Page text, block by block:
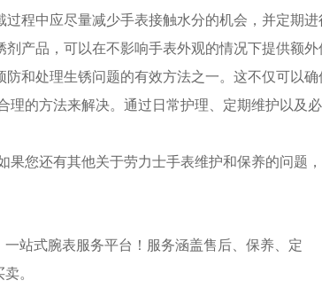
中应尽量减少手表接触水分的机会，并定期进
产品，可以在不影响手表外观的情况下提供额外
处理生锈问题的有效方法之一。这不仅可以
的方法来解决。通过日常护理、定期维护以及
果您还有其他关于劳力士手表维护和保养的问题